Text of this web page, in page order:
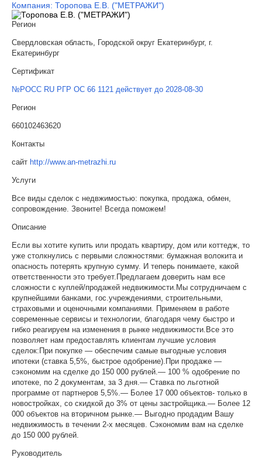
Компания: Торопова Е.В. ("МЕТРАЖИ")
Регион
Свердловская область, Городской округ Екатеринбург, г.
Екатеринбург
Сертификат
№РОСС RU РГР ОС 66 1121 действует до 2028-08-30
Регион
660102463620
Контакты
сайт http://www.an-metrazhi.ru
Услуги
Все виды сделок с недвжимостью: покупка, продажа, обмен,
сопровождение. Звоните! Всегда поможем!
Описание
Если вы хотите купить или продать квартиру, дом или коттедж, то
уже столкнулись с первыми сложностями: бумажная волокита и
опасность потерять крупную сумму. И теперь понимаете, какой
ответственности это требует.Предлагаем доверить нам все
сложности с куплей/продажей недвижимости.Мы сотрудничаем с
крупнейшими банками, гос.учреждениями, строительными,
страховыми и оценочными компаниями. Применяем в работе
современные сервисы и технологии, благодаря чему быстро и
гибко реагируем на изменения в рынке недвижимости.Все это
позволяет нам предоставлять клиентам лучшие условия
сделок:При покупке — обеспечим самые выгодные условия
ипотеки (ставка 5,5%, быстрое одобрение).При продаже —
сэкономим на сделке до 150 000 рублей.— 100 % одобрение по
ипотеке, по 2 документам, за 3 дня.— Ставка по льготной
программе от партнеров 5,5%.— Более 17 000 объектов- только в
новостройках, со скидкой до 3% от цены застройщика.— Более 12
000 объектов на вторичном рынке.— Выгодно продадим Вашу
недвижимость в течении 2-х месяцев. Сэкономим вам на сделке
до 150 000 рублей.
Руководитель